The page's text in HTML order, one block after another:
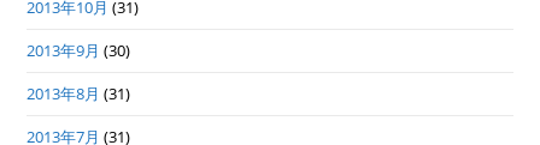
2013年10月 (31)
2013年9月 (30)
2013年8月 (31)
2013年7月 (31)